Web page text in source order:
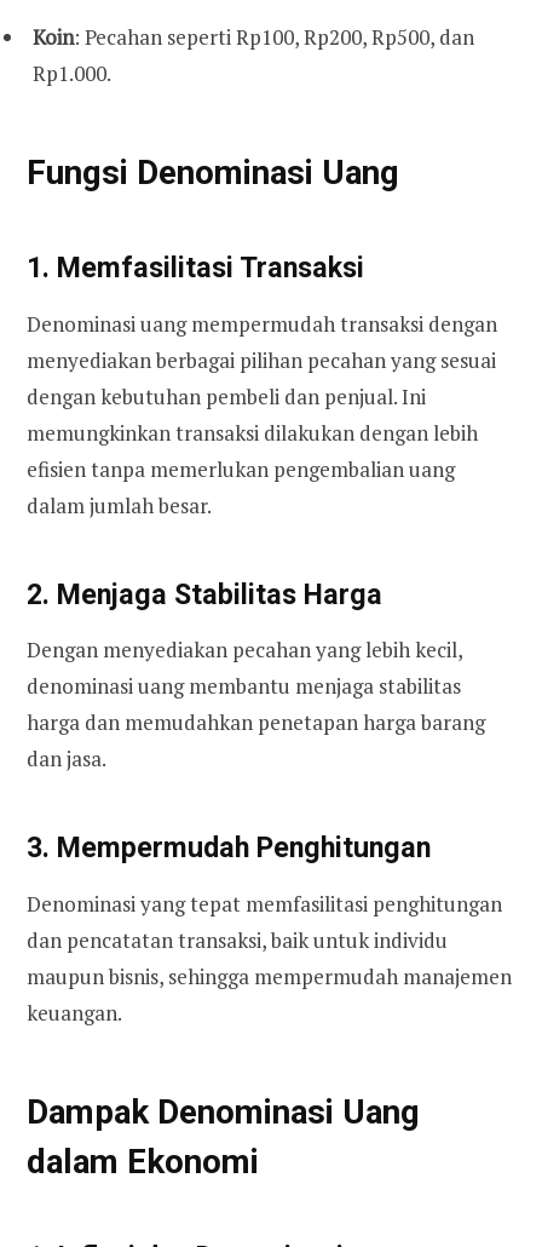
Koin: Pecahan seperti Rp100, Rp200, Rp500, dan
Rp1.000.
Fungsi Denominasi Uang
1. Memfasilitasi Transaksi
Denominasi uang mempermudah transaksi dengan
menyediakan berbagai pilihan pecahan yang sesuai
dengan kebutuhan pembeli dan penjual. Ini
memungkinkan transaksi dilakukan dengan lebih
efisien tanpa memerlukan pengembalian uang
dalam jumlah besar.
2. Menjaga Stabilitas Harga
Dengan menyediakan pecahan yang lebih kecil,
denominasi uang membantu menjaga stabilitas
harga dan memudahkan penetapan harga barang
dan jasa.
3. Mempermudah Penghitungan
Denominasi yang tepat memfasilitasi penghitungan
dan pencatatan transaksi, baik untuk individu
maupun bisnis, sehingga mempermudah manajemen
keuangan.
Dampak Denominasi Uang
dalam Ekonomi